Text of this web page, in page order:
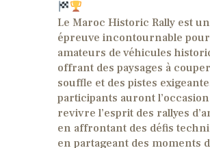
Le Maroc Historic Rally est
épreuve incontournable
amateurs de véhicules
offrant des paysages à
souffle et des pistes
participants auront
revivre l’esprit des rallyes
en affrontant des défis
en partageant des moments